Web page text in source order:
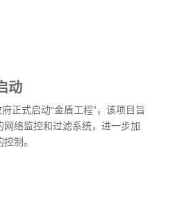
动
正式启动“金盾工程”，该项目旨
网络监控和过滤系统，进一步加
制。